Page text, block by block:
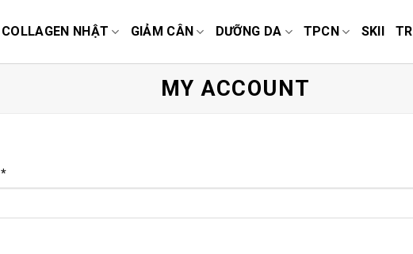
COLLAGEN NHẬT GIẢM CÂN DƯỠNG DA TPCN SKII
MY ACCOUNT
*